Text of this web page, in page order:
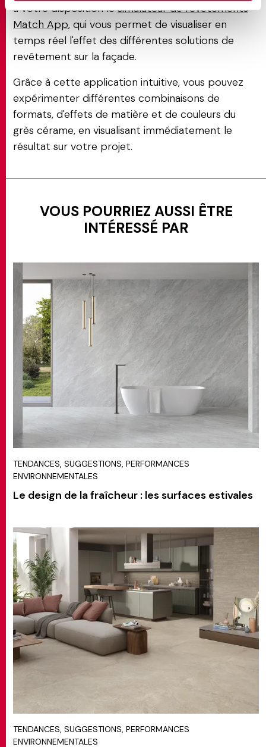
à votre disposition lesimulateur de revêtements
Match App, qui vous permet de visualiser en
temps réel l'effet des différentes solutions de
revêtement sur la façade.
Grâce à cette application intuitive, vous pouvez
expérimenter différentes combinaisons de
formats, d'effets de matière et de couleurs du
grès cérame, en visualisant immédiatement le
résultat sur votre projet.
VOUS POURRIEZ AUSSI ÊTRE
INTÉRESSÉ PAR
TENDANCES, SUGGESTIONS, PERFORMANCES
ENVIRONNEMENTALES
Le design de la fraîcheur : les surfaces estivales
TENDANCES, SUGGESTIONS, PERFORMANCES
ENVIRONNEMENTALES